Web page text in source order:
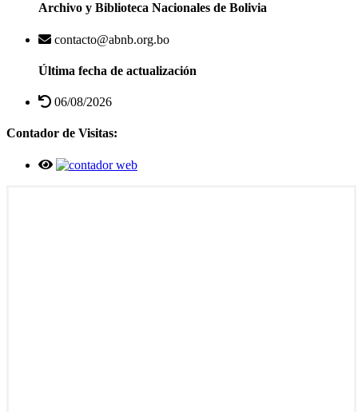
Archivo y Biblioteca Nacionales de Bolivia
contacto@abnb.org.bo
Última fecha de actualización
06/08/2026
Contador de Visitas: